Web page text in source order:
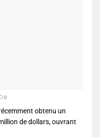
0
obtenu un
de dollars, ouvrant